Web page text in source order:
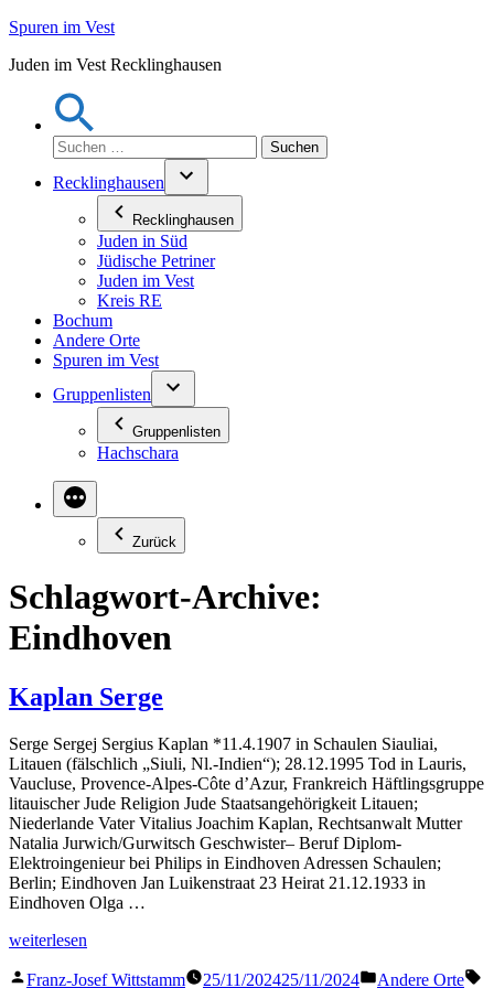
Zum
springen
Spuren im Vest
Juden im Vest Recklinghausen
Suchen
nach:
Recklinghausen
Recklinghausen
Juden in Süd
Jüdische Petriner
Juden im Vest
Kreis RE
Bochum
Andere Orte
Spuren im Vest
Gruppenlisten
Gruppenlisten
Hachschara
Zurück
Schlagwort-Archive:
Eindhoven
Kaplan Serge
Serge Sergej Sergius Kaplan *11.4.1907 in Schaulen Siauliai,
Litauen (fälschlich „Siuli, Nl.-Indien“); 28.12.1995 Tod in Lauris,
Vaucluse, Provence-Alpes-Côte d’Azur, Frankreich Häftlingsgruppe
litauischer Jude Religion Jude Staatsangehörigkeit Litauen;
Niederlande Vater Vitalius Joachim Kaplan, Rechtsanwalt Mutter
Natalia Jurwich/Gurwitsch Geschwister– Beruf Diplom-
Elektroingenieur bei Philips in Eindhoven Adressen Schaulen;
Berlin; Eindhoven Jan Luikenstraat 23 Heirat 21.12.1933 in
Eindhoven Olga …
„Kaplan
weiterlesen
Veröffentlicht
Franz-Josef Wittstamm 25/11/202425/11/2024
Veröffentlicht
Andere Orte